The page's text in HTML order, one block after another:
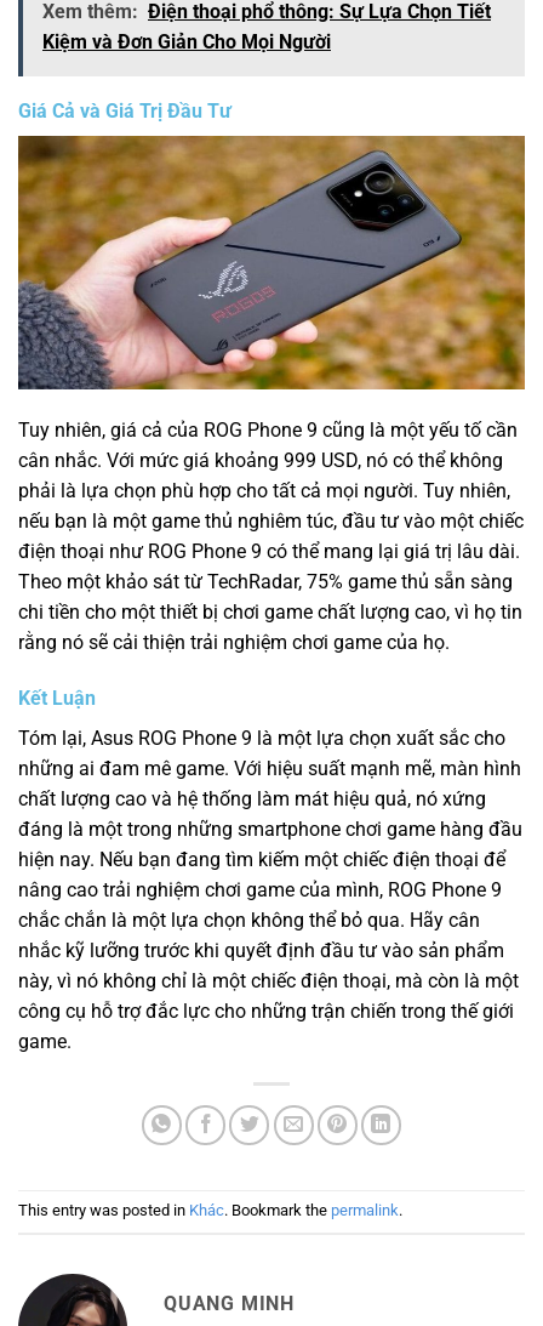
Xem thêm: Điện thoại phổ thông: Sự Lựa Chọn Tiết
Kiệm và Đơn Giản Cho Mọi Người
Giá Cả và Giá Trị Đầu Tư
Tuy nhiên, giá cả của ROG Phone 9 cũng là một yếu tố cần
cân nhắc. Với mức giá khoảng 999 USD, nó có thể không
phải là lựa chọn phù hợp cho tất cả mọi người. Tuy nhiên,
nếu bạn là một game thủ nghiêm túc, đầu tư vào một chiếc
điện thoại như ROG Phone 9 có thể mang lại giá trị lâu dài.
Theo một khảo sát từ TechRadar, 75% game thủ sẵn sàng
chi tiền cho một thiết bị chơi game chất lượng cao, vì họ tin
rằng nó sẽ cải thiện trải nghiệm chơi game của họ.
Kết Luận
Tóm lại, Asus ROG Phone 9 là một lựa chọn xuất sắc cho
những ai đam mê game. Với hiệu suất mạnh mẽ, màn hình
chất lượng cao và hệ thống làm mát hiệu quả, nó xứng
đáng là một trong những smartphone chơi game hàng đầu
hiện nay. Nếu bạn đang tìm kiếm một chiếc điện thoại để
nâng cao trải nghiệm chơi game của mình, ROG Phone 9
chắc chắn là một lựa chọn không thể bỏ qua. Hãy cân
nhắc kỹ lưỡng trước khi quyết định đầu tư vào sản phẩm
này, vì nó không chỉ là một chiếc điện thoại, mà còn là một
công cụ hỗ trợ đắc lực cho những trận chiến trong thế giới
game.
This entry was posted in Khác. Bookmark the permalink.
QUANG MINH